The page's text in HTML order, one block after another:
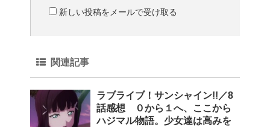
新しい投稿をメールで受け取る
関連記事
ラブライブ！サンシャイン!!／8
話感想 ０から１へ、ここから
ハジマル物語。少女達は高みを